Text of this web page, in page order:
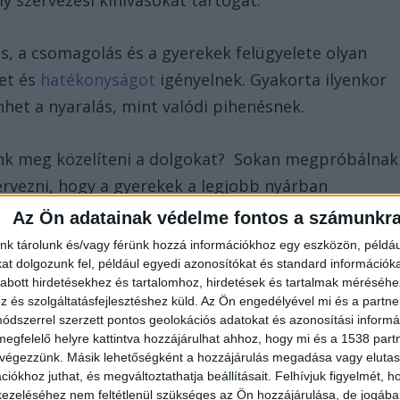
Az Ön adatainak védelme fontos a
tárolunk és/vagy férünk hozzá információkhoz egy eszközön,
dolgozunk fel, például egyedi azonosítókat és standard
hirdetésekhez és tartalomhoz, hirdetések és tartalmak
és szolgáltatásfejlesztéshez küld. Az Ön engedélyével mi és a
szerzett pontos geolokációs adatokat és azonosítási
helyre kattintva hozzájárulhat ahhoz, hogy mi és a 1538
Másik lehetőségként a hozzájárulás megadása vagy
juthat, és megváltoztathatja beállításait. Felhívjuk figyelmét,
nem feltétlenül szükséges az Ön hozzájárulása, de
a csomagolás és a gyerekek felügyelete olyan
és hatékonyságot igényelnek. Gyakorta ilyenkor
a nyaralás, mint valódi pihenésnek.
meg közelíteni a dolgokat? Sokan megpróbálnak
hogy a gyerekek a legjobb nyárban
hogy a nyaralás mindenkinek örömteli
precízen megszervezett programokkal lehet
mást mutat.